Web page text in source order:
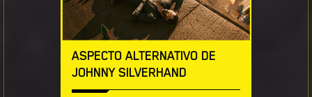
ASPECTO ALTERNATIVO DE
JOHNNY SILVERHAND